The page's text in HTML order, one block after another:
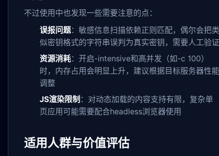
不过使用中也发现一些需要注意的点：
误报问题：敏感信息扫描依赖正则匹配，偶尔会把类
似密钥格式的字符串误判为真实密钥，需要人工验证
资源消耗：开启-intensive和高并发（如-c 100）
时，内存占用会明显上升，建议根据目标服务器性能
调整
JS渲染限制 ：对动态加载的内容支持有限，复杂单
页应用可能需要配合headless浏览器使用
适用人群与价值评估